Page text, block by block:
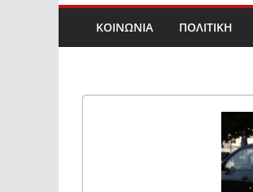
ΚΟΙΝΩΝΙΑ ΠΟΛΙΤΙΚΗ